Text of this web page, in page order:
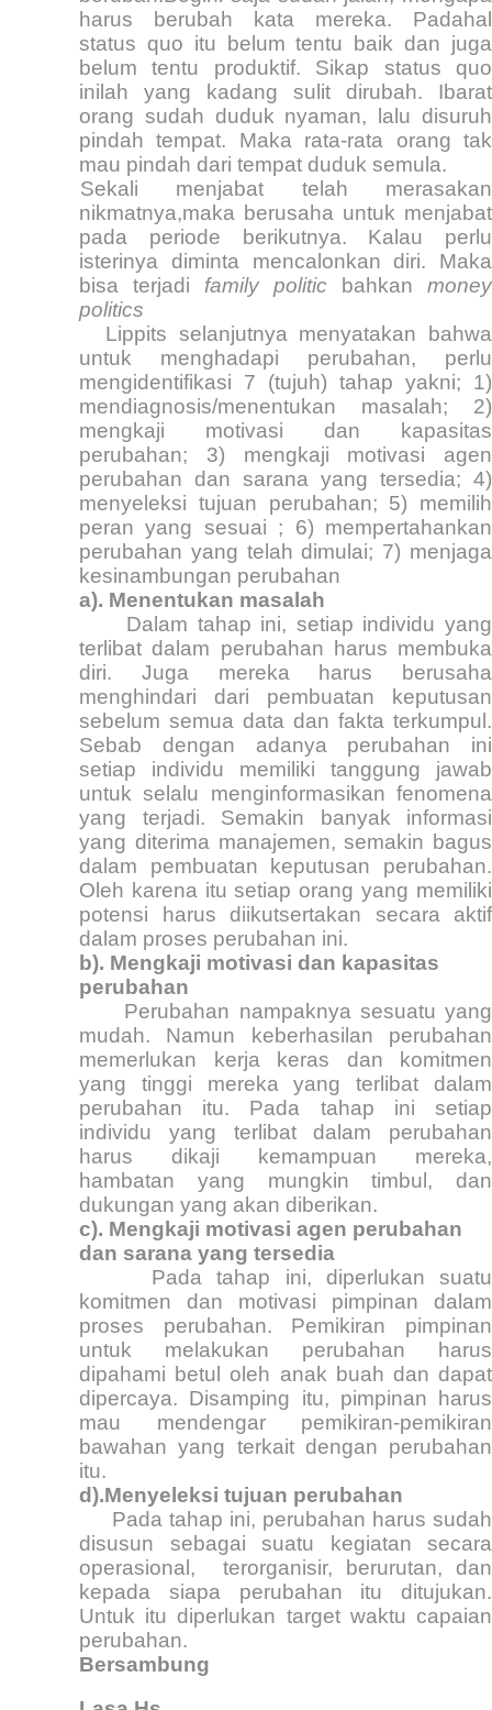
harus berubah kata mereka. Padahal
status quo itu belum tentu baik dan juga
belum tentu produktif. Sikap status quo
inilah yang kadang sulit dirubah. Ibarat
orang sudah duduk nyaman, lalu disuruh
pindah tempat. Maka rata-rata orang tak
mau pindah dari tempat duduk semula.
Sekali menjabat telah merasakan
nikmatnya,maka berusaha untuk menjabat
pada periode berikutnya. Kalau perlu
isterinya diminta mencalonkan diri. Maka
bisa terjadi family politic bahkan money
politics
Lippits selanjutnya menyatakan bahwa
untuk menghadapi perubahan, perlu
mengidentifikasi 7 (tujuh) tahap yakni; 1)
mendiagnosis/menentukan masalah; 2)
mengkaji motivasi dan kapasitas
perubahan; 3) mengkaji motivasi agen
perubahan dan sarana yang tersedia; 4)
menyeleksi tujuan perubahan; 5) memilih
peran yang sesuai ; 6) mempertahankan
perubahan yang telah dimulai; 7) menjaga
kesinambungan perubahan
a). Menentukan masalah
Dalam tahap ini, setiap individu yang
terlibat dalam perubahan harus membuka
diri. Juga mereka harus berusaha
menghindari dari pembuatan keputusan
sebelum semua data dan fakta terkumpul.
Sebab dengan adanya perubahan ini
setiap individu memiliki tanggung jawab
untuk selalu menginformasikan fenomena
yang terjadi. Semakin banyak informasi
yang diterima manajemen, semakin bagus
dalam pembuatan keputusan perubahan.
Oleh karena itu setiap orang yang memiliki
potensi harus diikutsertakan secara aktif
dalam proses perubahan ini.
b). Mengkaji motivasi dan kapasitas
perubahan
Perubahan nampaknya sesuatu yang
mudah. Namun keberhasilan perubahan
memerlukan kerja keras dan komitmen
yang tinggi mereka yang terlibat dalam
perubahan itu. Pada tahap ini setiap
individu yang terlibat dalam perubahan
harus dikaji kemampuan mereka,
hambatan yang mungkin timbul, dan
dukungan yang akan diberikan.
c). Mengkaji motivasi agen perubahan
dan sarana yang tersedia
Pada tahap ini, diperlukan suatu
komitmen dan motivasi pimpinan dalam
proses perubahan. Pemikiran pimpinan
untuk melakukan perubahan harus
dipahami betul oleh anak buah dan dapat
dipercaya. Disamping itu, pimpinan harus
mau mendengar pemikiran-pemikiran
bawahan yang terkait dengan perubahan
itu.
d).Menyeleksi tujuan perubahan
Pada tahap ini, perubahan harus sudah
disusun sebagai suatu kegiatan secara
operasional,
terorganisir, berurutan, dan
kepada siapa perubahan itu ditujukan.
Untuk itu diperlukan target waktu capaian
perubahan.
Bersambung